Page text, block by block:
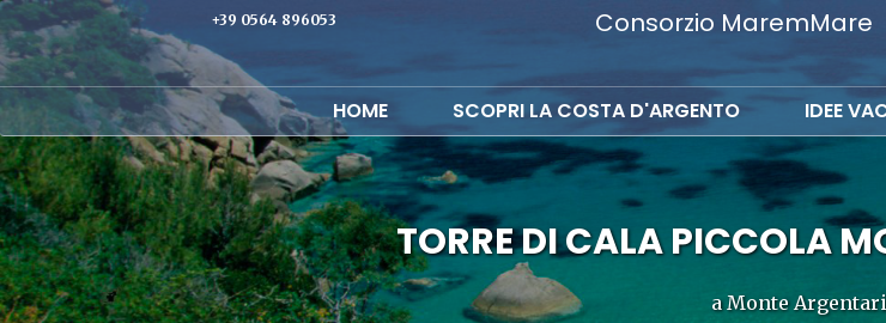
+39 0564 896053 Consorzio MaremMare
HOME SCOPRI LA COSTA D'ARGENTO IDEE
TORRE DI CALA PICCOLA
a Monte